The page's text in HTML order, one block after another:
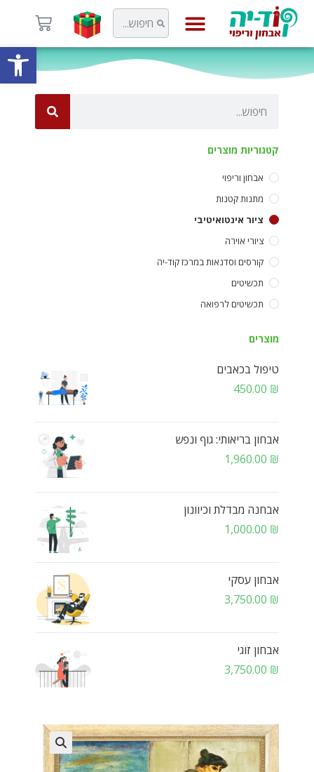
קטגוריות מוצרים
אבחון וריפוי
מתנות קטנות
ציור אינטואיטיבי
ציורי אוירה
קורסים וסדנאות במרכז קוד-יה
תכשיטים
תכשיטים לרפואה
מוצרים
טיפול בכאבים
450.00 ₪
אבחון בריאותי: גוף ונפש
1,960.00 ₪
אבחנה מבדלת וכיוונון
1,000.00 ₪
אבחון עסקי
3,750.00 ₪
אבחון זוגי
3,750.00 ₪
🔍